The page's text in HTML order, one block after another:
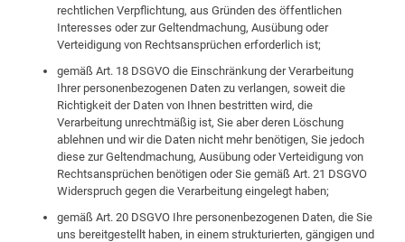
rechtlichen Verpflichtung, aus Gründen des öffentlichen
Interesses oder zur Geltendmachung, Ausübung oder
Verteidigung von Rechtsansprüchen erforderlich ist;
gemäß Art. 18 DSGVO die Einschränkung der Verarbeitung
Ihrer personenbezogenen Daten zu verlangen, soweit die
Richtigkeit der Daten von Ihnen bestritten wird, die
Verarbeitung unrechtmäßig ist, Sie aber deren Löschung
ablehnen und wir die Daten nicht mehr benötigen, Sie jedoch
diese zur Geltendmachung, Ausübung oder Verteidigung von
Rechtsansprüchen benötigen oder Sie gemäß Art. 21 DSGVO
Widerspruch gegen die Verarbeitung eingelegt haben;
gemäß Art. 20 DSGVO Ihre personenbezogenen Daten, die Sie
uns bereitgestellt haben, in einem strukturierten, gängigen und